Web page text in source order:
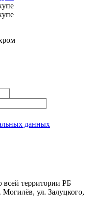
данных
всей территории РБ
Могилёв, ул. Залуцкого,